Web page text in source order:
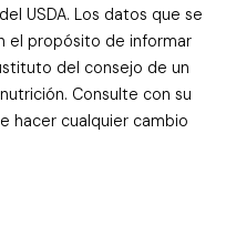
USDA. Los datos que se
el propósito de informar
del consejo de un
Consulte con su
hacer cualquier cambio